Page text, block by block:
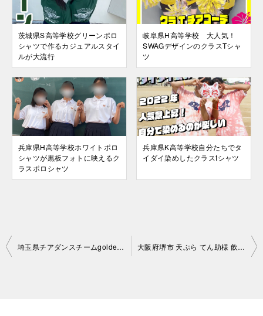
茨城県S高等学校グリーンポロ
シャツで作るカジュアルスタイ
ルが大流行
岐阜県H高等学校 大人気！
SWAGデザインのクラスTシャ
ツ
兵庫県H高等学校ホワイトポロ
シャツが黒板フォトに映えるク
ラスポロシャツ
兵庫県K高等学校自分たちでタ
イダイ染めしたクラスtシャツ
投
埼玉県チアダンスチームgolden pirates様 チアチームオリジナルTシャツ 大阪府堺市 天ぷら てん助様 飲食店スタッフオリジナルTシャツ